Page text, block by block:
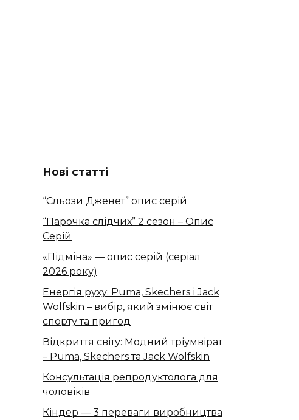
Нові статті
“Сльози Дженет” опис серій
“Парочка слідчих” 2 сезон – Опис
Серій
«Підміна» — опис серій (серіал
2026 року)
Енергія руху: Puma, Skechers і Jack
Wolfskin – вибір, який змінює світ
спорту та пригод
Відкриття світу: Модний тріумвірат
– Puma, Skechers та Jack Wolfskin
Консультація репродуктолога для
чоловіків
Кіндер — 3 переваги виробництва